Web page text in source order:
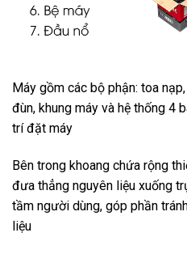
Máy gồm các bộ phận: toa
đùn, khung máy và hệ thống 4
trí đặt máy
Bên trong khoang chứa rộng
đưa thẳng nguyên liệu xuống
tầm người dùng, góp phần
liệu